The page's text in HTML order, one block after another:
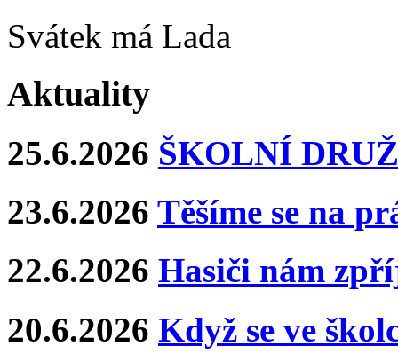
Svátek má Lada
Aktuality
25.6.2026 ŠKOLNÍ
23.6.2026 Těšíme se na
22.6.2026 Hasiči nám
20.6.2026 Když se ve